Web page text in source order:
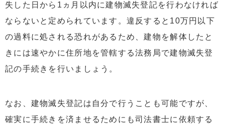
失した日から1ヵ月以内に建物滅失登記を行わなければ
ならないと定められています。違反すると10万円以下
の過料に処される恐れがあるため、建物を解体したと
きには速やかに住所地を管轄する法務局で建物滅失登
記の手続きを行いましょう。
なお、建物滅失登記は自分で行うことも可能ですが、
確実に手続きを済ませるためにも司法書士に依頼する